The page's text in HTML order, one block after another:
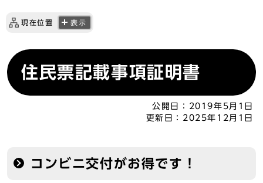
現在位置 表示
住民票記載事項証明書
公開日：
2019年5月1日
更新日： 2025年12月1日
コンビニ交付がお得です！